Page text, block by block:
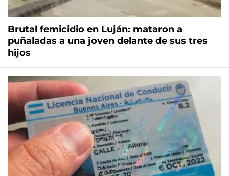
Brutal femicidio en Luján: mataron a
puñaladas a una joven delante de sus tres
hijos